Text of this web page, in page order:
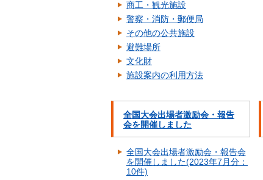
商工・観光施設
警察・消防・郵便局
その他の公共施設
避難場所
文化財
施設案内の利用方法
全国大会出場者激励会・報告
会を開催しました
全国大会出場者激励会・報告会
を開催しました(2023年7月分：
10件)